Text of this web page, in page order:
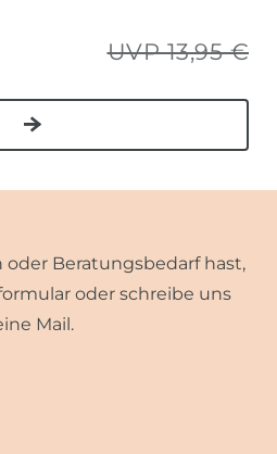
UVP 13,95 €
oder Beratungsbedarf hast,
oder schreibe uns
Mail.